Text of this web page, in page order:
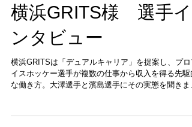
横浜GRITS様 選手イ
ンタビュー
横浜GRITSは「デュアルキャリア」を提案し、プロ
イスホッケー選手が複数の仕事から収入を得る先駆
な働き方。大澤選手と濱島選手にその実態を聞きま